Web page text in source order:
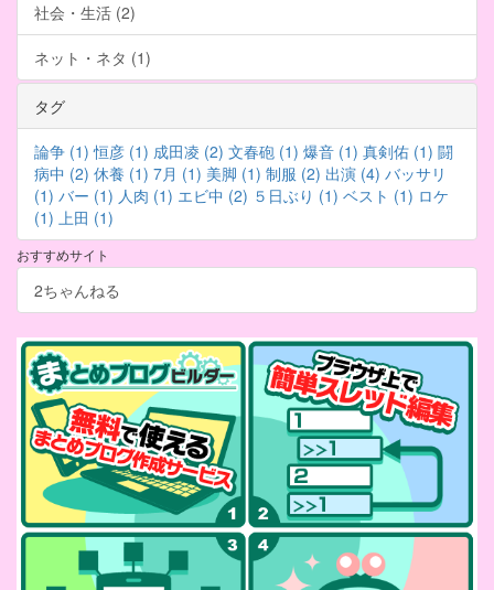
社会・生活 (2)
ネット・ネタ (1)
タグ
論争 (1) 恒彦 (1) 成田凌 (2) 文春砲 (1) 爆音 (1) 真剣佑 (1) 闘
病中 (2) 休養 (1) 7月 (1) 美脚 (1) 制服 (2) 出演 (4) バッサリ
(1) バー (1) 人肉 (1) エビ中 (2) ５日ぶり (1) ベスト (1) ロケ
(1) 上田 (1)
おすすめサイト
2ちゃんねる